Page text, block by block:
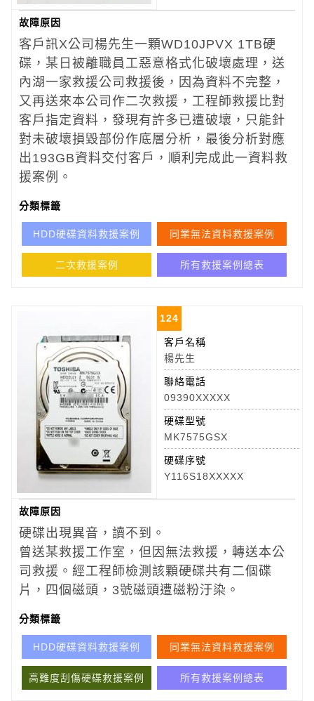
故障原因
客戶訊X公司楊先生一顆WD10JPVX 1TB硬
碟，某日被離職員工惡意格式化破壞處理，送
內湖一家救援公司救援後，因為資料不完整，
又再送來本公司作二次救援，工程師救援比對
客戶指定資料，發現有許多已遭破壞，只能針
對未破壞損毀部份作底層分析，最後分析對應
出193GB資料交付客戶，順利完成此一資料救
援案例。
分類標籤
HDD硬碟資料救援案例 同業無法資料救援案例
二次救援案例 所有救援案例總表
124
客戶名稱
楊先生
聯絡電話
09390XXXXX
硬碟型號
MK7575GSX
硬碟序號
Y116S18XXXXX
故障原因
硬碟出現異音，讀不到。
曾送某救援工作室，但因無法救援，轉送本公
司救援。經工程師檢測該顆硬碟共有二個碟
片，四個磁頭，3號磁頭遭磁粉汙染。
分類標籤
HDD硬碟資料救援案例 同業無法資料救援案例
高難度刮傷硬碟救援案例 所有救援案例總表